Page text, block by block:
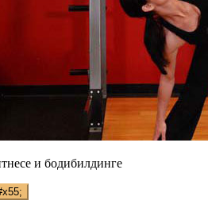
и бодибилдинге